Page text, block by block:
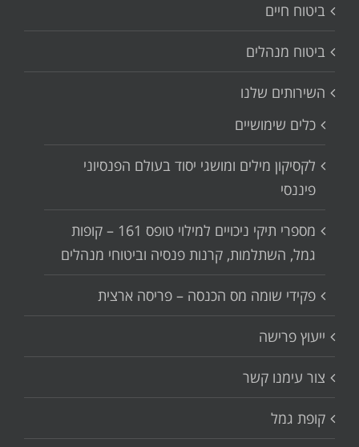
ביטוח חיים
ביטוח מנהלים
השירותים שלנו
כלים שימושיים
לקסיקון מילים ומושגי יסוד בעולם הפנסיוני
פיננסי
מספרי תיקי ניכויים למילוי טופס 161 – קופות
גמל, השתלמות, קרנות פנסיה וביטוחי מנהלים
פקידי שומה מס הכנסה – פריסה ארצית
ייעוץ פרישה
צור עימנו קשר
קופת גמל